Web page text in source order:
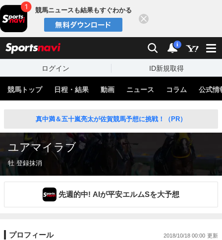
競馬ニュースも結果もすぐわかる
検索 通知
i
ログイン ID新規取得
競馬トップ 日程・結果 動画 ニュース コラム 公式情
真中満＆五十嵐亮太が佐賀競馬予想に挑戦！（PR）
ユアマイラブ
牡 登録抹消
先週的中! AIが平安エルムSを大予想
プロフィール 2018/10/18 00:00